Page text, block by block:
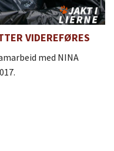
VIDEREFØRES
med NINA